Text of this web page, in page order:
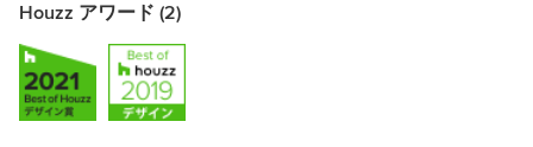
Houzz アワード (2)